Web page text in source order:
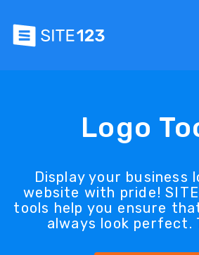
Logo
Display your business
website with pride!
tools help you ensure
always look perfect.